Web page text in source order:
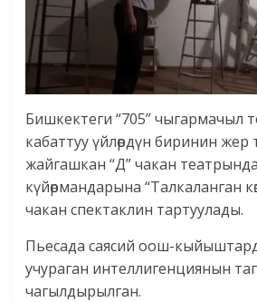
Бишкектеги “705” чыгармачыл
кабаттуу үйлөрдүн биринин жер
жайгашкан “Д” чакан театрында
күйөрмандарына “Талкаланган
чакан спектаклин тартуулады.
Пьесада саясий оош-
учураган интеллигенциянын
чагылдырылган.